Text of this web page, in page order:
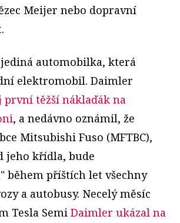
Meijer nebo dopravní
automobilka, která
elektromobil. Daimler
první těžší náklaďák na
, a nedávno oznámil, že
Mitsubishi Fuso (MFTBC),
jeho křídla, bude
během příštích let všechny
a autobusy. Necelý měsíc
Tesla Semi Daimler ukázal na